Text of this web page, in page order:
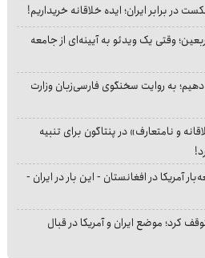
در برابر ایران؛ ایده خلاقانه خریداریم!
وقتی یک ویدئو به آیینه‌ای از جامعه
به روایت سخنگوی فارسی‌زبان وزارت
و نامتعارف» در پنتاگون برای تنبیه
آمریکا در افغانستان - این بار در ایران -
کرد؛ موضع ایران و آمریکا در قبال